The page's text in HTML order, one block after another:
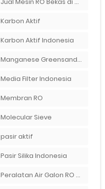
Jual Mesin RO Bekas di Medan
Karbon Aktif
Karbon Aktif Indonesia
Manganese Greensand Plus
Media Filter Indonesia
Membran RO
Molecular Sieve
pasir aktif
Pasir Silika Indonesia
Peralatan Air Galon RO Palembang